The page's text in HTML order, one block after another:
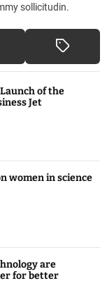
sollicitudin.
of the
Jet
women in science
are
for better